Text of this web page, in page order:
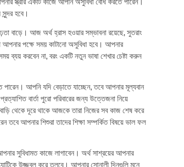
হবে।
বাড়ে। আজ অর্থ হ্রাস হওয়ার সম্ভাবনা রয়েছে, সুতরাং
পক্ষে সময় কাটানো অসুবিধা হবে। আপনার
ব্যয় করবেন না, বরং একটি নতুন ভাষা শেখার চেষ্টা করুন
আপনি যদি বেড়াতে যাচ্ছেন, তবে আপনার মূল্যবান
বার্তা পুরো পরিবারের জন্য উত্তেজনা নিয়ে
থেকে দূরে থাকে আজকে তারা নিজের সব কাজ শেষ করে
আপনার শিশুরা তাদের শিক্ষা সম্পর্কিত বিষয়ে ভাল ফল
সুবিধামত কাজে লাগাবেন। অর্থ সাশ্রয়ের আপনার
উজ্জ্বল করে তুলবে। আপনার সোনালী দিনগুলি মনে